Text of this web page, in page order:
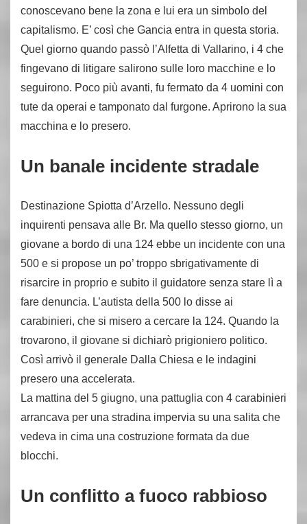
conoscevano bene la zona e lui era un simbolo del
capitalismo. E’ così che Gancia entra in questa storia.
Quel giorno quando passò l’Alfetta di Vallarino, i 4 che
fingevano di litigare salirono sulle loro macchine e lo
seguirono. Poco più avanti, fu fermato da 4 uomini con
tute da operai e tamponato dal furgone. Aprirono la sua
macchina e lo presero.
Un banale incidente stradale
Destinazione Spiotta d’Arzello. Nessuno degli
inquirenti pensava alle Br. Ma quello stesso giorno, un
giovane a bordo di una 124 ebbe un incidente con una
500 e si propose un po’ troppo sbrigativamente di
risarcire in proprio e subito il guidatore senza stare lì a
fare denuncia. L’autista della 500 lo disse ai
carabinieri, che si misero a cercare la 124. Quando la
trovarono, il giovane si dichiarò prigioniero politico.
Così arrivò il generale Dalla Chiesa e le indagini
presero una accelerata.
La mattina del 5 giugno, una pattuglia con 4 carabinieri
arrancava per una stradina impervia su una salita che
vedeva in cima una costruzione formata da due
blocchi.
Un conflitto a fuoco rabbioso